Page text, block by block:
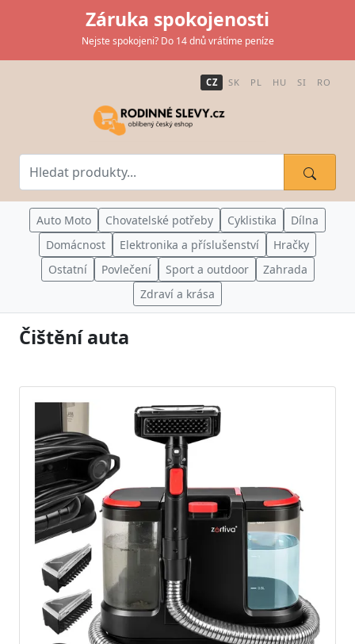
Záruka spokojenosti
Nejste spokojeni? Do 14 dnů vrátíme peníze
CZ SK PL HU SI RO
Auto Moto Chovatelské potřeby Cyklistika
Dílna
Domácnost
Elektronika a příslušenství
Hračky
Ostatní
Povlečení Sport a outdoor
Zahrada
Zdraví a krása
Čištění auta